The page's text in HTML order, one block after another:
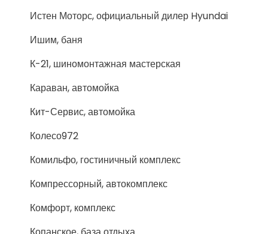
Истен Моторс, официальный дилер Hyundai
Ишим, баня
К-21, шиномонтажная мастерская
Караван, автомойка
Кит-Сервис, автомойка
Колесо972
Комильфо, гостиничный комплекс
Компрессорный, автокомплекс
Комфорт, комплекс